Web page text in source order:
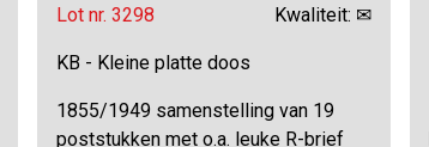
Lot nr. 3298 Kwaliteit: ✉
KB - Kleine platte doos
1855/1949 samenstelling van 19
poststukken met o.a. leuke R-brief